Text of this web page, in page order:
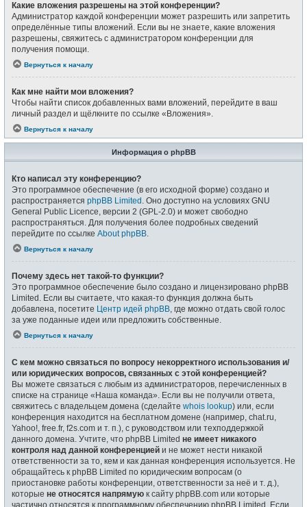
Какие вложения разрешены на этой конференции?
Администратор каждой конференции может разрешить или запретить
определённые типы вложений. Если вы не знаете, какие вложения
разрешены, свяжитесь с администратором конференции для
получения помощи.
Вернуться к началу
Как мне найти мои вложения?
Чтобы найти список добавленных вами вложений, перейдите в ваш
личный раздел и щёлкните по ссылке «Вложения».
Вернуться к началу
Информация о phpBB
Кто написал эту конференцию?
Это программное обеспечение (в его исходной форме) создано и
распространяется phpBB Limited . Оно доступно на условиях GNU
General Public Licence, версии 2 (GPL-2.0) и может свободно
распространяться. Для получения более подробных сведений
перейдите по ссылке About phpBB
Вернуться к началу
Почему здесь нет такой-то функции?
Это программное обеспечение было создано и лицензировано phpBB
Limited. Если вы считаете, что какая-то функция должна быть
добавлена, посетите Центр идей phpBB , где можно отдать свой голос
за уже поданные идеи или предложить собственные.
Вернуться к началу
С кем можно связаться по вопросу некорректного использования и/
или юридических вопросов, связанных с этой конференцией?
Вы можете связаться с любым из администраторов, перечисленных в
списке на странице «Наша команда». Если вы не получили ответа,
свяжитесь с владельцем домена (сделайте whois lookup) или, если
конференция находится на бесплатном домене (например, chat.ru,
Yahoo!, free.fr, f2s.com и т. п.), с руководством или техподдержкой
данного домена. Учтите, что phpBB Limited не имеет никакого
контроля над данной конференцией и не может нести никакой
ответственности за то, кем и как данная конференция используется. Не
обращайтесь к phpBB Limited по юридическим вопросам (о
приостановке работы конференции, ответственности за неё и т. д.),
которые не относятся напрямую к сайту phpBB.com или которые
частично относятся к программному обеспечению phpBB Limited. Если